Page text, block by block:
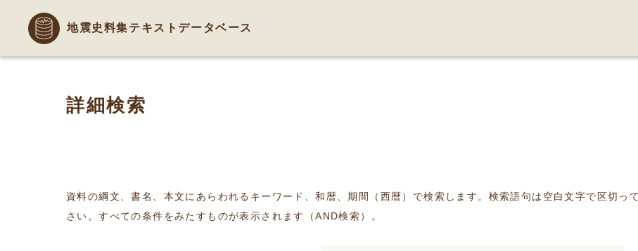
地震史料集テキストデータベース
詳細検索
資料の綱文、書名、本文にあらわれるキーワード、和暦、期間（西暦）で検索します。検索語句は空白文字で区切っ
さい。すべての条件をみたすものが表示されます（AND検索）。